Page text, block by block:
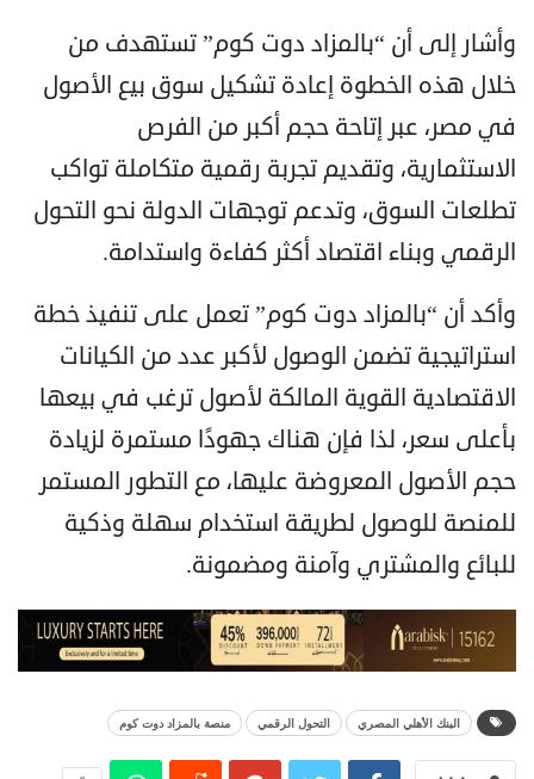
وأشار إلى أن “بالمزاد دوت كوم” تستهدف من
خلال هذه الخطوة إعادة تشكيل سوق بيع الأصول
في مصر، عبر إتاحة حجم أكبر من الفرص
الاستثمارية، وتقديم تجربة رقمية متكاملة تواكب
تطلعات السوق، وتدعم توجهات الدولة نحو التحول
الرقمي وبناء اقتصاد أكثر كفاءة واستدامة.
وأكد أن “بالمزاد دوت كوم” تعمل على تنفيذ خطة
استراتيجية تضمن الوصول لأكبر عدد من الكيانات
الاقتصادية القوية المالكة لأصول ترغب في بيعها
بأعلى سعر، لذا فإن هناك جهودًا مستمرة لزيادة
حجم الأصول المعروضة عليها، مع التطور المستمر
للمنصة للوصول لطريقة استخدام سهلة وذكية
للبائع والمشتري وآمنة ومضمونة.
البنك الأهلي المصري التحول الرقمي منصة بالمزاد دوت كوم